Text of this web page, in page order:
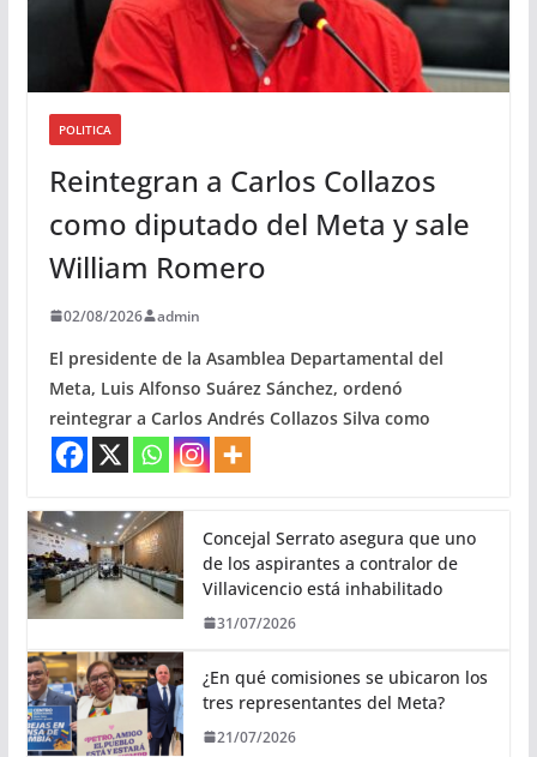
POLITICA
Reintegran a Carlos Collazos
como diputado del Meta y sale
William Romero
02/08/2026 admin
El presidente de la Asamblea Departamental del
Meta, Luis Alfonso Suárez Sánchez, ordenó
reintegrar a Carlos Andrés Collazos Silva como
Concejal Serrato asegura que uno
de los aspirantes a contralor de
Villavicencio está inhabilitado
31/07/2026
¿En qué comisiones se ubicaron los
tres representantes del Meta?
21/07/2026